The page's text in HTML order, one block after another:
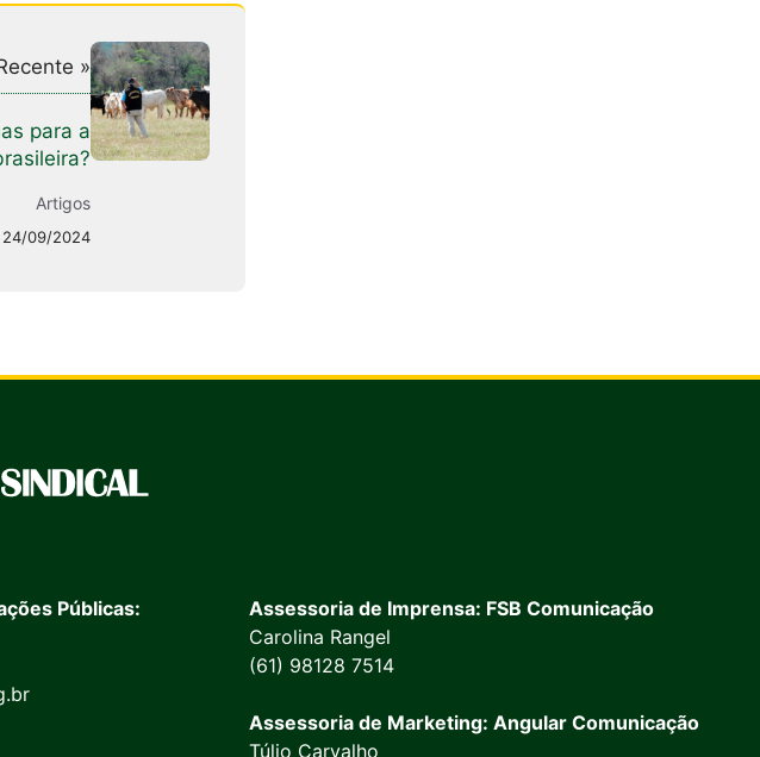
»
para a
Artigos
24/09/2024
Públicas:
Assessoria de Imprensa: FSB Comunicação
Carolina Rangel
(61) 98128 7514
Assessoria de Marketing: Angular Comunicação
Túlio Carvalho